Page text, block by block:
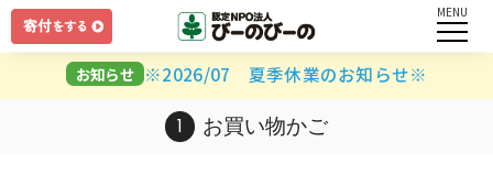
ログイン
ユーザー名とパスワードを入力してください。
MENU
お知らせ ※2026/07 夏季休業のお知らせ※
お買い物かご